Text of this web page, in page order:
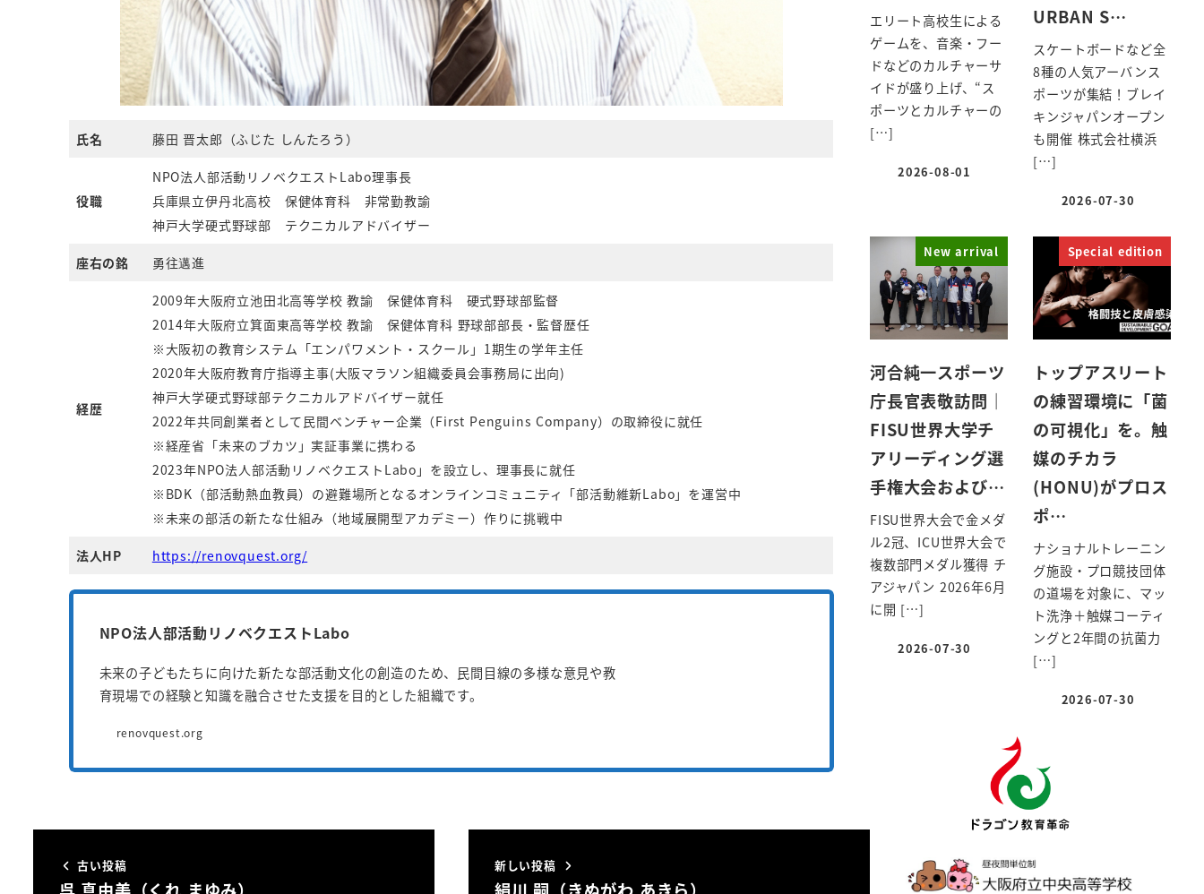
氏名 藤田 晋太郎（ふじた しんたろう）
役職
NPO法人部活動リノベクエストLabo理事長
兵庫県立伊丹北高校 保健体育科 非常勤教諭
神戸大学硬式野球部 テクニカルアドバイザー
座右の銘 勇往邁進
経歴
2009年大阪府立池田北高等学校 教諭 保健体育科 硬式野球部監督
2014年大阪府立箕面東高等学校 教諭 保健体育科 野球部部長・監督歴任
※大阪初の教育システム「エンパワメント・スクール」1期生の学年主任
2020年大阪府教育庁指導主事(大阪マラソン組織委員会事務局に出向)
神戸大学硬式野球部テクニカルアドバイザー就任
2022年共同創業者として民間ベンチャー企業（First Penguins Company）の取締役に就任
※経産省「未来のブカツ」実証事業に携わる
2023年NPO法人部活動リノベクエストLabo」を設立し、理事長に就任
※BDK（部活動熱血教員）の避難場所となるオンラインコミュニティ「部活動維新Labo」を運営中
※未来の部活の新たな仕組み（地域展開型アカデミー）作りに挑戦中
法人HP https://renovquest.org/
NPO法人部活動リノベクエストLabo
未来の子どもたちに向けた新たな部活動文化の創造のため、民間目線の多様な意見や教
育現場での経験と知識を融合させた支援を目的とした組織です。
renovquest.org
古い投稿 新しい投稿
エリート高校生による
ゲームを、音楽・フー
ドなどのカルチャーサ
イドが盛り上げ、“ス
ポーツとカルチャーの
[…]
投稿日
2026-08-01
URBAN S…
スケートボードなど全
8種の人気アーバンス
ポーツが集結！ブレイ
キンジャパンオープン
も開催 株式会社横浜
[…]
投稿日
2026-07-30
New arrival
河合純一スポーツ
庁長官表敬訪問｜
FISU世界大学チ
アリーディング選
手権大会および…
FISU世界大会で金メダ
ル2冠、ICU世界大会で
複数部門メダル獲得 チ
アジャパン 2026年6月
に開 […]
投稿日
2026-07-30
Special edition
トップアスリート
の練習環境に「菌
の可視化」を。触
媒のチカラ
(HONU)がプロス
ポ…
ナショナルトレーニン
グ施設・プロ競技団体
の道場を対象に、マッ
ト洗浄＋触媒コーティ
ングと2年間の抗菌力
[…]
投稿日
2026-07-30